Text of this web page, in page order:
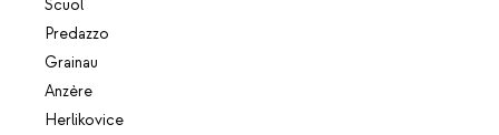
Scuol
Predazzo
Grainau
Anzère
Herlikovice